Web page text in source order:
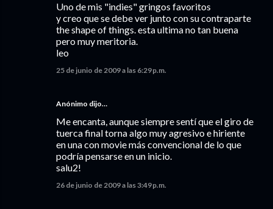
Uno de mis "indies" gringos favoritos
y creo que se debe ver junto con su contraparte
the shape of things. esta ultima no tan buena
pero muy meritoria.
leo
25 de junio de 2009 a las 6:29 p.m.
Anónimo dijo…
Me encanta, aunque siempre sentí que el giro de
tuerca final torna algo muy agresivo e hiriente
en una con movie más convencional de lo que
podría pensarse en un inicio.
salu2!
26 de junio de 2009 a las 3:49 p.m.